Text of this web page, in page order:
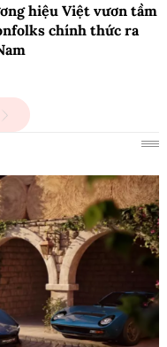
hiệu Việt vươn tầm
chính thức ra